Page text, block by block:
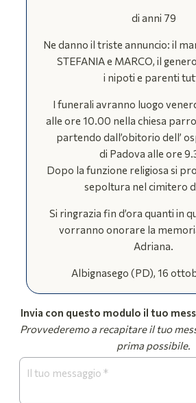
di anni 79
Ne danno il triste annuncio: il
STEFANIA e MARCO, il
i nipoti e parenti
I funerali avranno luogo
alle ore 10.00 nella chiesa
partendo dall’obitorio dell’
di Padova alle ore
Dopo la funzione religiosa si
sepoltura nel cimitero
Si ringrazia fin d’ora quanti in
vorranno onorare la
Adriana.
Albignasego (PD), 16
Invia con questo modulo il tuo
Provvederemo a recapitare il tuo
prima possibile.
Form
Necrologi